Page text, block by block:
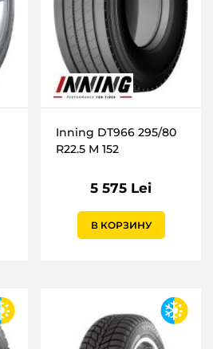
Inning DT966 295/80
R22.5 M 152
5 575 Lei
В КОРЗИНУ